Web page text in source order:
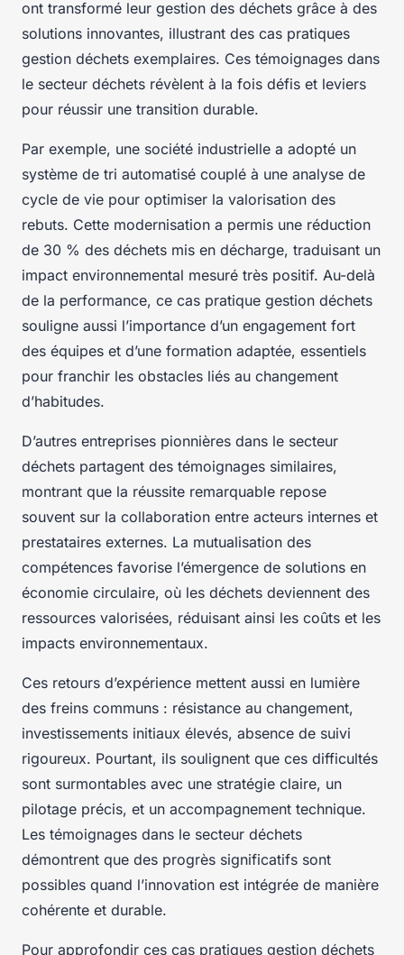
ont transformé leur gestion des déchets grâce à des
solutions innovantes, illustrant des cas pratiques
gestion déchets exemplaires. Ces témoignages dans
le secteur déchets révèlent à la fois défis et leviers
pour réussir une transition durable.
Par exemple, une société industrielle a adopté un
système de tri automatisé couplé à une analyse de
cycle de vie pour optimiser la valorisation des
rebuts. Cette modernisation a permis une réduction
de 30 % des déchets mis en décharge, traduisant un
impact environnemental mesuré très positif. Au-delà
de la performance, ce cas pratique gestion déchets
souligne aussi l’importance d’un engagement fort
des équipes et d’une formation adaptée, essentiels
pour franchir les obstacles liés au changement
d’habitudes.
D’autres entreprises pionnières dans le secteur
déchets partagent des témoignages similaires,
montrant que la réussite remarquable repose
souvent sur la collaboration entre acteurs internes et
prestataires externes. La mutualisation des
compétences favorise l’émergence de solutions en
économie circulaire, où les déchets deviennent des
ressources valorisées, réduisant ainsi les coûts et les
impacts environnementaux.
Ces retours d’expérience mettent aussi en lumière
des freins communs : résistance au changement,
investissements initiaux élevés, absence de suivi
rigoureux. Pourtant, ils soulignent que ces difficultés
sont surmontables avec une stratégie claire, un
pilotage précis, et un accompagnement technique.
Les témoignages dans le secteur déchets
démontrent que des progrès significatifs sont
possibles quand l’innovation est intégrée de manière
cohérente et durable.
Pour approfondir ces cas pratiques gestion déchets